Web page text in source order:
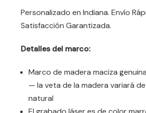
Personalizado en Indiana. Envío
Satisfacción Garantizada.
Detalles del marco:
Marco de madera maciza
— la veta de la madera variará
natural